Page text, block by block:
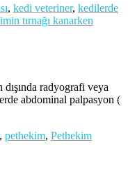
, kedi veteriner, kedilerde
tırnağı kanarken
radyografi veya
abdominal palpasyon (
, pethekim, Pethekim